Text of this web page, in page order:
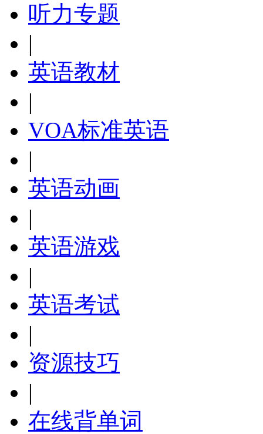
听力专题
|
英语教材
|
VOA标准英语
|
英语动画
|
英语游戏
|
英语考试
|
资源技巧
|
在线背单词